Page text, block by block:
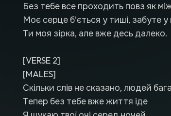
Без тебе все проходить повз як
Моє серце б’ється у тиші, забуте у
Ти моя зірка, але вже десь далеко.
[VERSE 2]
[MALES]
Скільки слів не сказано, людей
Тепер без тебе вже життя іде